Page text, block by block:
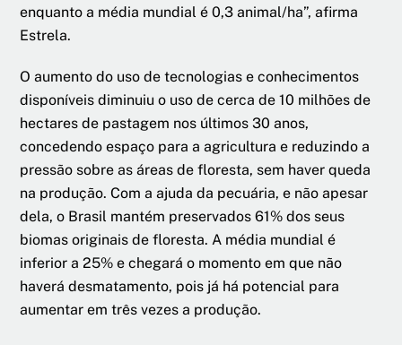
enquanto a média mundial é 0,3 animal/ha”, afirma
Estrela.
O aumento do uso de tecnologias e conhecimentos
disponíveis diminuiu o uso de cerca de 10 milhões de
hectares de pastagem nos últimos 30 anos,
concedendo espaço para a agricultura e reduzindo a
pressão sobre as áreas de floresta, sem haver queda
na produção. Com a ajuda da pecuária, e não apesar
dela, o Brasil mantém preservados 61% dos seus
biomas originais de floresta. A média mundial é
inferior a 25% e chegará o momento em que não
haverá desmatamento, pois já há potencial para
aumentar em três vezes a produção.